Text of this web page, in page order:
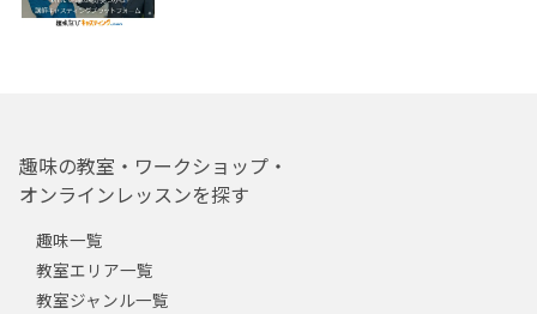
趣味の教室・ワークショップ・
オンラインレッスンを探す
趣味一覧
教室エリア一覧
教室ジャンル一覧